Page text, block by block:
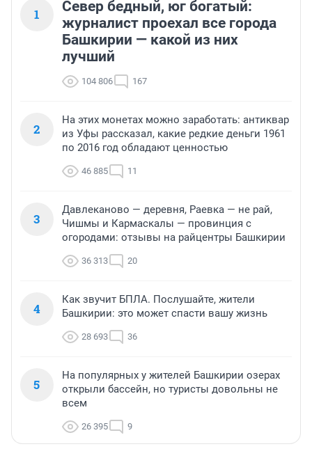
1
Север бедный, юг богатый:
журналист проехал все города
Башкирии — какой из них
лучший
104 806 167
2
На этих монетах можно заработать: антиквар
из Уфы рассказал, какие редкие деньги 1961
по 2016 год обладают ценностью
46 885 11
3
Давлеканово — деревня, Раевка — не рай,
Чишмы и Кармаскалы — провинция с
огородами: отзывы на райцентры Башкирии
36 313 20
4
Как звучит БПЛА. Послушайте, жители
Башкирии: это может спасти вашу жизнь
28 693 36
5
На популярных у жителей Башкирии озерах
открыли бассейн, но туристы довольны не
всем
26 395 9